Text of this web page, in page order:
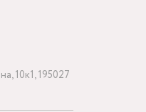
10к1, 195027